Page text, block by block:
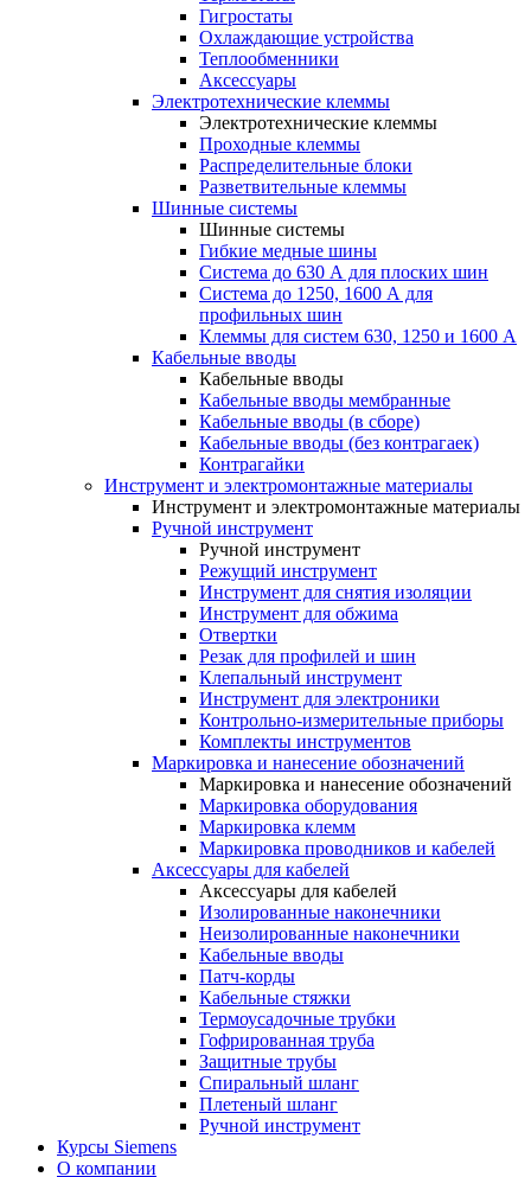
Гигростаты
Охлаждающие устройства
Теплообменники
Аксессуары
Электротехнические клеммы
Электротехнические клеммы
Проходные клеммы
Распределительные блоки
Разветвительные клеммы
Шинные системы
Шинные системы
Гибкие медные шины
Система до 630 А для плоских шин
Система до 1250, 1600 А для
профильных шин
Клеммы для систем 630, 1250 и 1600 А
Кабельные вводы
Кабельные вводы
Кабельные вводы мембранные
Кабельные вводы (в сборе)
Кабельные вводы (без контрагаек)
Контрагайки
Инструмент и электромонтажные материалы
Инструмент и электромонтажные материалы
Ручной инструмент
Ручной инструмент
Режущий инструмент
Инструмент для снятия изоляции
Инструмент для обжима
Отвертки
Резак для профилей и шин
Клепальный инструмент
Инструмент для электроники
Контрольно-измерительные приборы
Комплекты инструментов
Маркировка и нанесение обозначений
Маркировка и нанесение обозначений
Маркировка оборудования
Маркировка клемм
Маркировка проводников и кабелей
Аксессуары для кабелей
Аксессуары для кабелей
Изолированные наконечники
Неизолированные наконечники
Кабельные вводы
Патч-корды
Кабельные стяжки
Термоусадочные трубки
Гофрированная труба
Защитные трубы
Спиральный шланг
Плетеный шланг
Ручной инструмент
Курсы Siemens
О компании